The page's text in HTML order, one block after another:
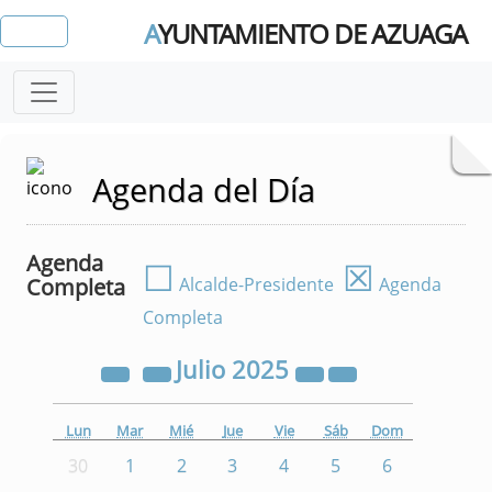
AYUNTAMIENTO DE AZUAGA
Agenda del Día
Agenda
Completa
☐ Alcalde-Presidente ☒ Agenda
Completa
Julio 2025
Lun Mar Mié Jue Vie Sáb Dom
30 1 2 3 4 5
6